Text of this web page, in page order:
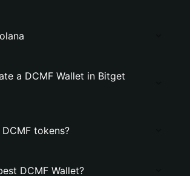
a DCMF Wallet in Bitget
tokens?
DCMF Wallet?